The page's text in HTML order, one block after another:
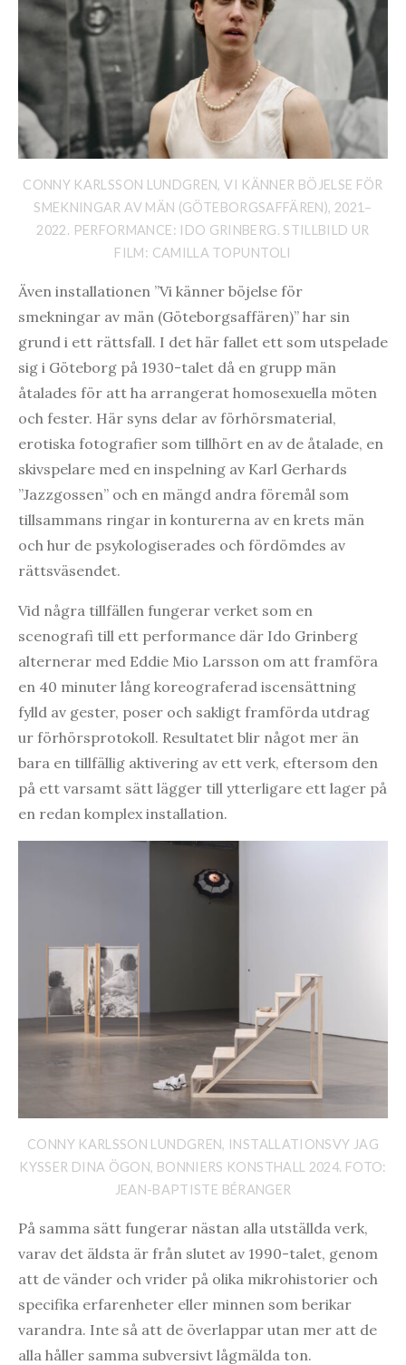
CONNY KARLSSON LUNDGREN, VI KÄNNER BÖJELSE FÖR
SMEKNINGAR AV MÄN (GÖTEBORGSAFFÄREN), 2021–
2022. PERFORMANCE: IDO GRINBERG. STILLBILD UR
FILM: CAMILLA TOPUNTOLI
Även installationen ”Vi känner böjelse för
smekningar av män (Göteborgsaffären)” har sin
grund i ett rättsfall. I det här fallet ett som utspelade
sig i Göteborg på 1930-talet då en grupp män
åtalades för att ha arrangerat homosexuella möten
och fester. Här syns delar av förhörsmaterial,
erotiska fotografier som tillhört en av de åtalade, en
skivspelare med en inspelning av Karl Gerhards
”Jazzgossen” och en mängd andra föremål som
tillsammans ringar in konturerna av en krets män
och hur de psykologiserades och fördömdes av
rättsväsendet.
Vid några tillfällen fungerar verket som en
scenografi till ett performance där Ido Grinberg
alternerar med Eddie Mio Larsson om att framföra
en 40 minuter lång koreograferad iscensättning
fylld av gester, poser och sakligt framförda utdrag
ur förhörsprotokoll. Resultatet blir något mer än
bara en tillfällig aktivering av ett verk, eftersom den
på ett varsamt sätt lägger till ytterligare ett lager på
en redan komplex installation.
CONNY KARLSSON LUNDGREN, INSTALLATIONSVY JAG
KYSSER DINA ÖGON, BONNIERS KONSTHALL 2024. FOTO:
JEAN-BAPTISTE BÉRANGER
På samma sätt fungerar nästan alla utställda verk,
varav det äldsta är från slutet av 1990-talet, genom
att de vänder och vrider på olika mikrohistorier och
specifika erfarenheter eller minnen som berikar
varandra. Inte så att de överlappar utan mer att de
alla håller samma subversivt lågmälda ton.